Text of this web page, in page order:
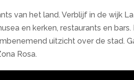
van het land. Verblijf in de wijk
en kerken, restaurants en
uitzicht over de stad.
Rosa.